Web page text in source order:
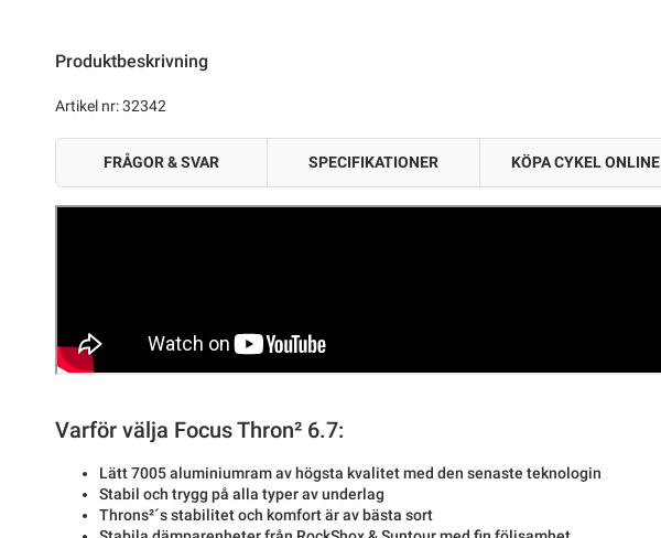
Produktbeskrivning
Artikel nr: 32342
FRÅGOR & SVAR SPECIFIKATIONER KÖPA CYKEL ONLINE
Varför välja Focus Thron² 6.7:
Lätt 7005 aluminiumram av högsta kvalitet med den senaste teknologin
Stabil och trygg på alla typer av underlag
Throns²´s stabilitet och komfort är av bästa sort